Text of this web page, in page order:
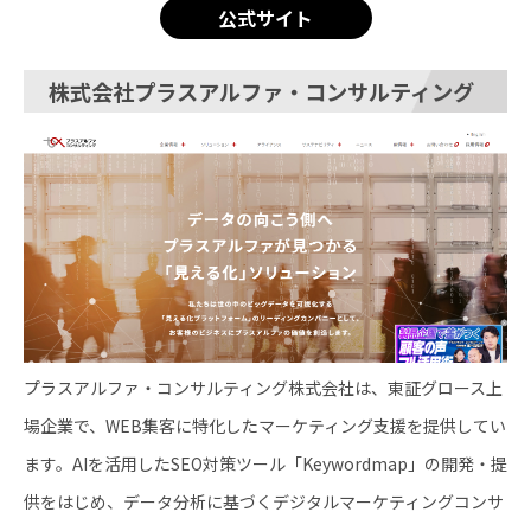
公式サイト
株式会社プラスアルファ・コンサルティング
プラスアルファ・コンサルティング株式会社は、東証グロース上
場企業で、WEB集客に特化したマーケティング支援を提供してい
ます。AIを活用したSEO対策ツール「Keywordmap」の開発・提
供をはじめ、データ分析に基づくデジタルマーケティングコンサ